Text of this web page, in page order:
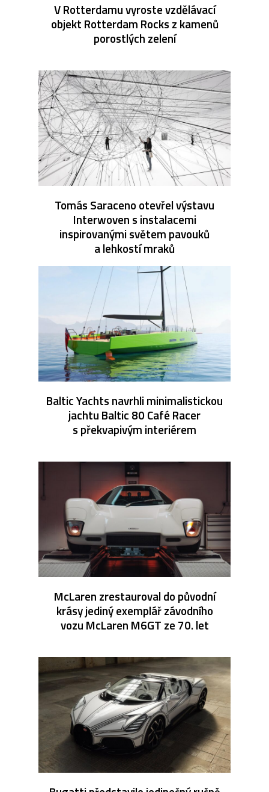
V Rotterdamu vyroste vzdělávací
objekt Rotterdam Rocks z kamenů
porostlých zelení
Tomás Saraceno otevřel výstavu
Interwoven s instalacemi
inspirovanými světem pavouků
a lehkostí mraků
Baltic Yachts navrhli minimalistickou
jachtu Baltic 80 Café Racer
s překvapivým interiérem
McLaren zrestauroval do původní
krásy jediný exemplář závodního
vozu McLaren M6GT ze 70. let